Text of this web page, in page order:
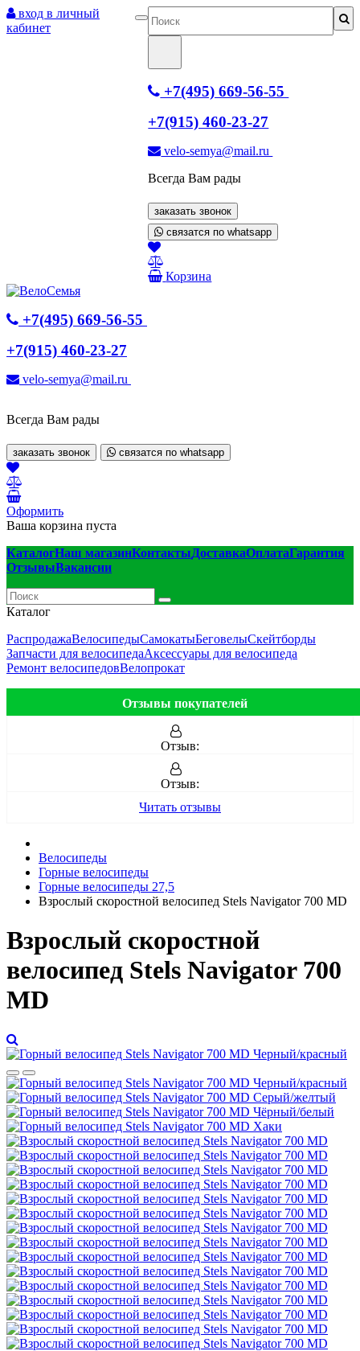
вход в личный
кабинет
+7(495) 669-56-55
+7(915) 460-23-27
velo-semya@mail.ru
Всегда Вам рады
заказать звонок
связатся по whatsapp
Корзина
+7(495) 669-56-55
+7(915) 460-23-27
velo-semya@mail.ru
Всегда Вам рады
заказать звонок связатся по whatsapp
Оформить
Ваша корзина пуста
КаталогНаш магазинКонтактыДоставкаОплатаГарантия
ОтзывыВакансии
Каталог
РаспродажаВелосипедыСамокатыБеговелыСкейтборды
Запчасти для велосипедаАксессуары для велосипеда
Ремонт велосипедовВелопрокат
Отзывы покупателей
Отзыв:
Отзыв:
Читать отзывы
Велосипеды
Горные велосипеды
Горные велосипеды 27,5
Взрослый скоростной велосипед Stels Navigator 700 MD
Взрослый скоростной
велосипед Stels Navigator 700
MD